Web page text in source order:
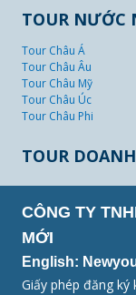
TOUR NƯỚC
Tour Châu Á
Tour Châu Âu
Tour Châu Mỹ
Tour Châu Úc
Tour Châu Phi
TOUR
CÔNG TY
MỚI
English:
Giấy phép đăng ký